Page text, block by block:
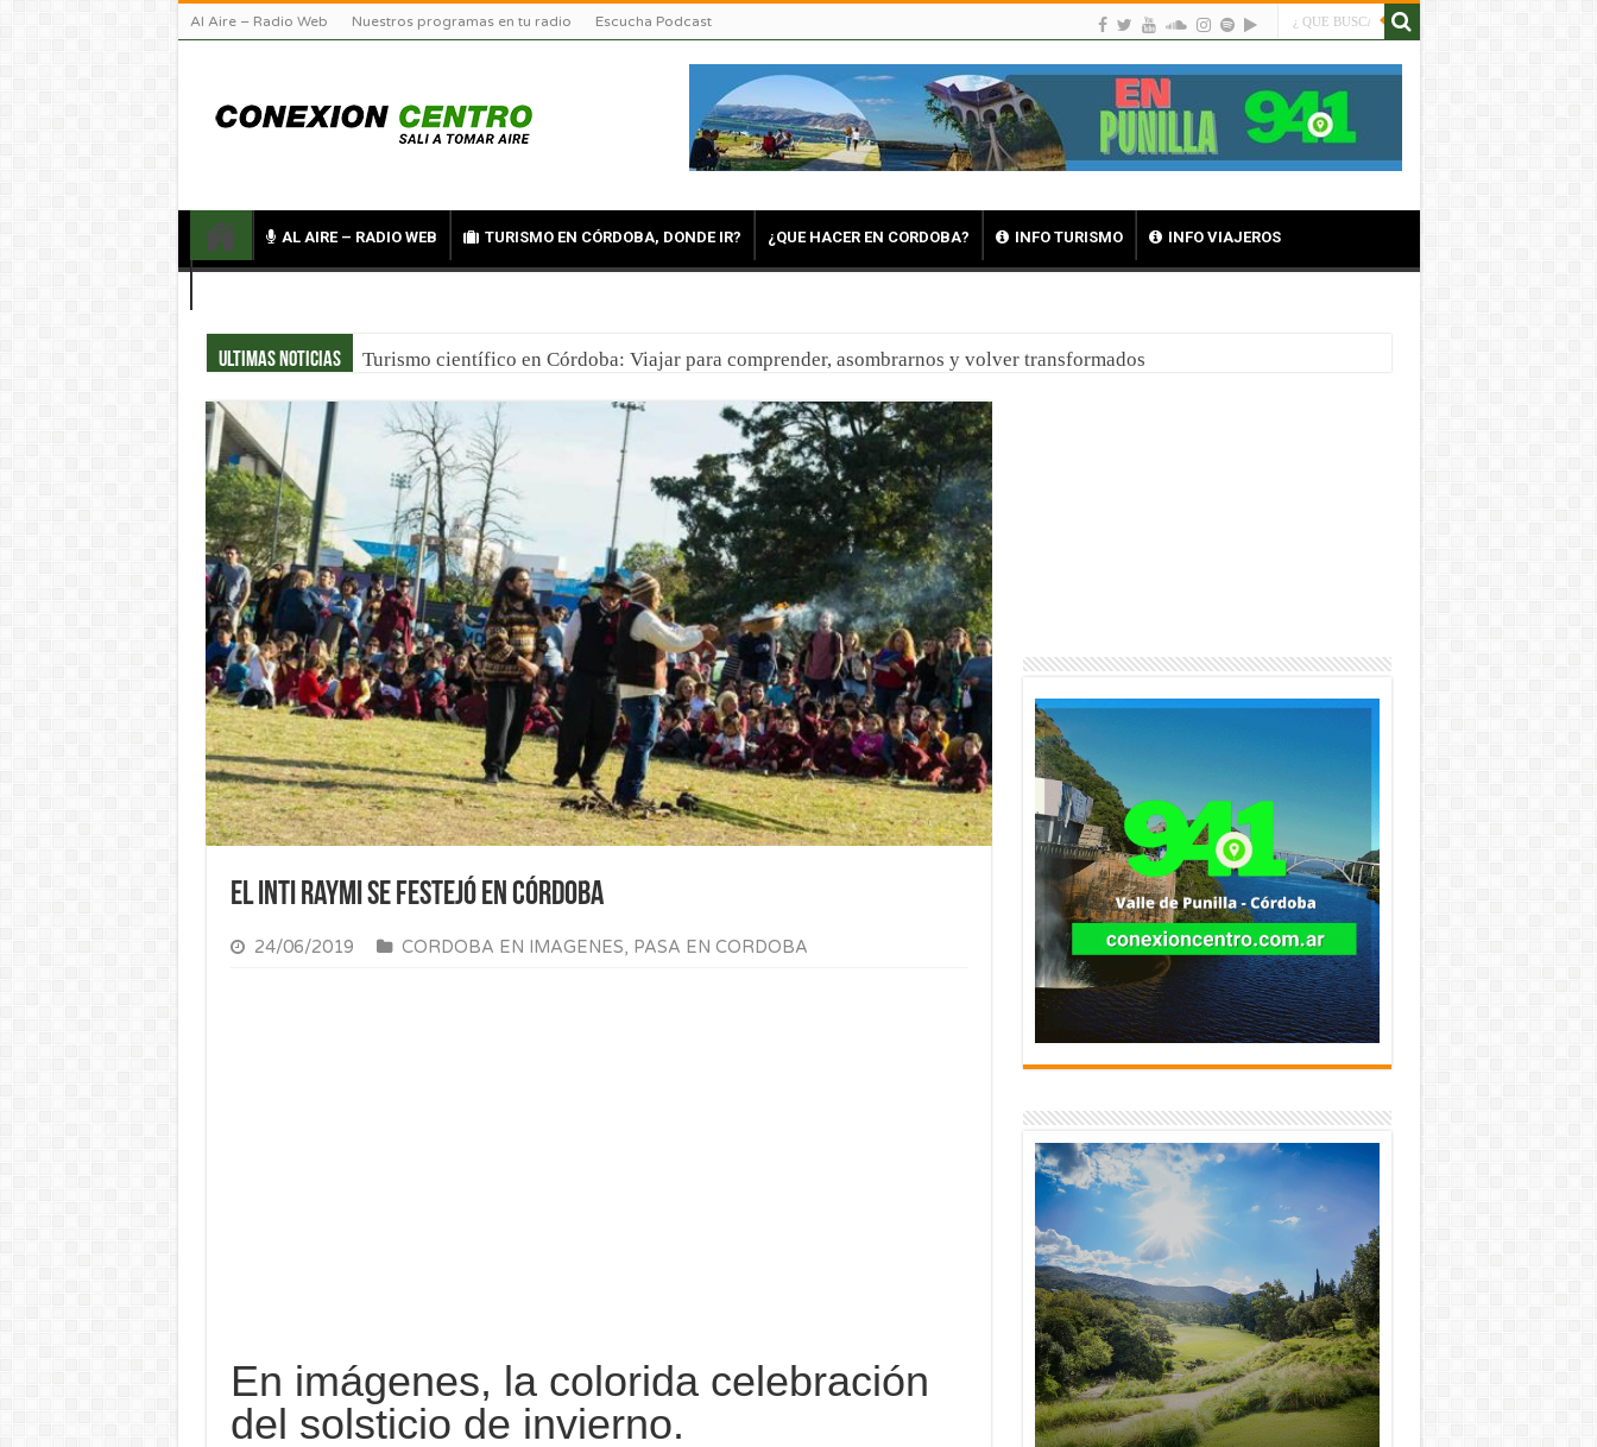
Al Aire – Radio Web Nuestros programas en tu radio Escucha Podcast
AL AIRE – RADIO WEB TURISMO EN CÓRDOBA, DONDE IR? ¿QUE HACER EN CORDOBA? INFO TURISMO INFO VIAJEROS
Ultimas noticias Turismo científico en Córdoba: Viajar para comprender, asombrarnos y volver transformados
Señor de la Buena Muerte en Reducción: Tres días de fe, emoción y un viaje directo al alma
El Inti Raymi se festejó en Córdoba
24/06/2019 CORDOBA EN IMAGENES, PASA EN CORDOBA
En imágenes, la colorida celebración
del solsticio de invierno.